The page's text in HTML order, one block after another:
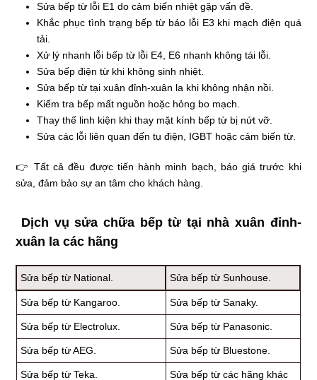
Sửa bếp từ lỗi E1 do cảm biến nhiệt gặp vấn đề.
Khắc phục tình trạng bếp từ báo lỗi E3 khi mạch điện quá
tải.
Xử lý nhanh lỗi bếp từ lỗi E4, E6 nhanh không tái lỗi.
Sửa bếp điện từ khi không sinh nhiệt.
Sửa bếp từ tại xuân đỉnh-xuân la khi không nhận nồi.
Kiểm tra bếp mất nguồn hoặc hỏng bo mạch.
Thay thế linh kiện khi thay mặt kính bếp từ bị nứt vỡ.
Sửa các lỗi liên quan đến tụ điện, IGBT hoặc cảm biến từ.
👉 Tất cả đều được tiến hành minh bạch, báo giá trước khi
sửa, đảm bảo sự an tâm cho khách hàng.
Dịch vụ sửa chữa bếp từ tại nhà xuân đỉnh-
xuân la các hãng
Sửa bếp từ National. Sửa bếp từ Sunhouse.
Sửa bếp từ Kangaroo. Sửa bếp từ Sanaky.
Sửa bếp từ Electrolux. Sửa bếp từ Panasonic.
Sửa bếp từ AEG. Sửa bếp từ Bluestone.
Sửa bếp từ Teka.
Sửa bếp từ các hãng khác